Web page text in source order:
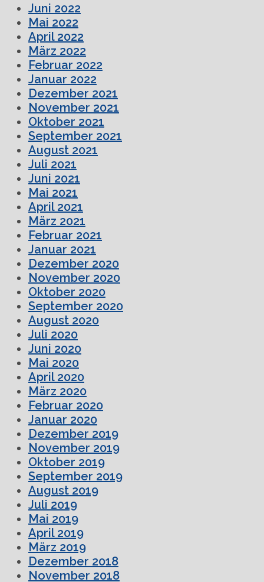
Juni 2022
Mai 2022
April 2022
März 2022
Februar 2022
Januar 2022
Dezember 2021
November 2021
Oktober 2021
September 2021
August 2021
Juli 2021
Juni 2021
Mai 2021
April 2021
März 2021
Februar 2021
Januar 2021
Dezember 2020
November 2020
Oktober 2020
September 2020
August 2020
Juli 2020
Juni 2020
Mai 2020
April 2020
März 2020
Februar 2020
Januar 2020
Dezember 2019
November 2019
Oktober 2019
September 2019
August 2019
Juli 2019
Mai 2019
April 2019
März 2019
Dezember 2018
November 2018